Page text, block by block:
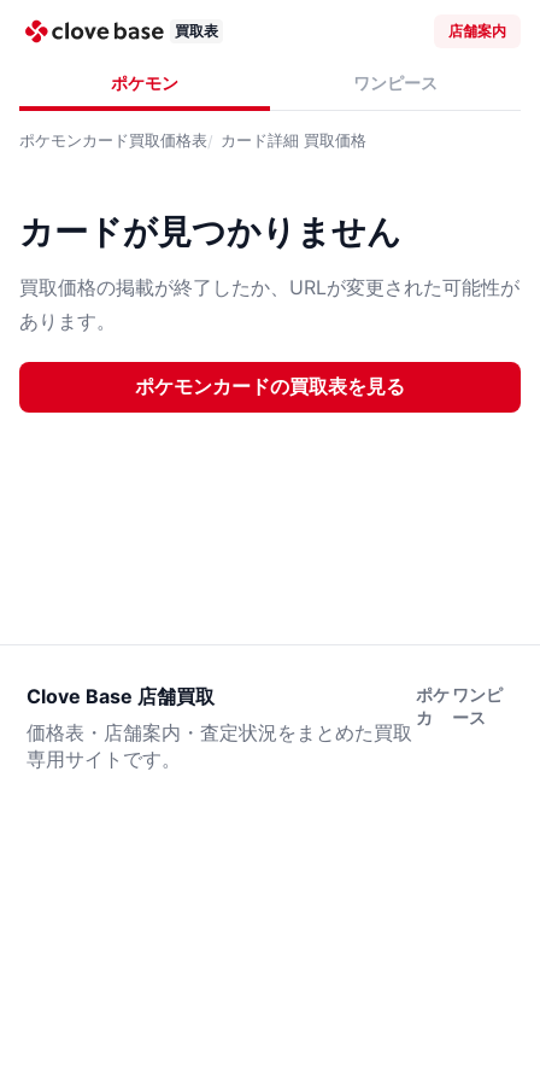
買取表 店舗案内
ポケモン ワンピース
ポケモンカード買取価格表 カード詳細 買取価格
カードが見つかりません
買取価格の掲載が終了したか、URLが変更された可能性が
あります。
ポケモンカードの買取表を見る
Clove Base 店舗買取
価格表・店舗案内・査定状況をまとめた買取
専用サイトです。
ポケ
カ
ワンピ
ース